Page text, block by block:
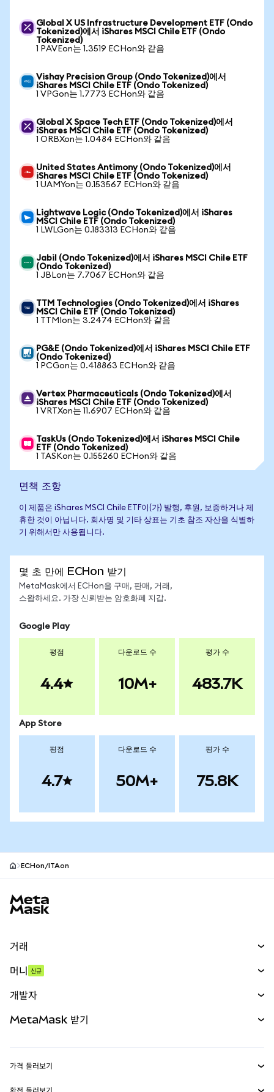
Global X US Infrastructure Development ETF (Ondo
Tokenized)에서 iShares MSCI Chile ETF (Ondo
Tokenized)
1 PAVEon는 1.3519 ECHon와 같음
Vishay Precision Group (Ondo Tokenized)에서
iShares MSCI Chile ETF (Ondo Tokenized)
1 VPGon는 1.7773 ECHon와 같음
Global X Space Tech ETF (Ondo Tokenized)에서
iShares MSCI Chile ETF (Ondo Tokenized)
1 ORBXon는 1.0484 ECHon와 같음
United States Antimony (Ondo Tokenized)에서
iShares MSCI Chile ETF (Ondo Tokenized)
1 UAMYon는 0.153567 ECHon와 같음
Lightwave Logic (Ondo Tokenized)에서 iShares
MSCI Chile ETF (Ondo Tokenized)
1 LWLGon는 0.183313 ECHon와 같음
Jabil (Ondo Tokenized)에서 iShares MSCI Chile ETF
(Ondo Tokenized)
1 JBLon는 7.7067 ECHon와 같음
TTM Technologies (Ondo Tokenized)에서 iShares
MSCI Chile ETF (Ondo Tokenized)
1 TTMIon는 3.2474 ECHon와 같음
PG&E (Ondo Tokenized)에서 iShares MSCI Chile ETF
(Ondo Tokenized)
1 PCGon는 0.418863 ECHon와 같음
Vertex Pharmaceuticals (Ondo Tokenized)에서
iShares MSCI Chile ETF (Ondo Tokenized)
1 VRTXon는 11.6907 ECHon와 같음
TaskUs (Ondo Tokenized)에서 iShares MSCI Chile
ETF (Ondo Tokenized)
1 TASKon는 0.155260 ECHon와 같음
면책 조항
이 제품은 iShares MSCI Chile ETF이(가) 발행, 후원, 보증하거나 제
휴한 것이 아닙니다. 회사명 및 기타 상표는 기초 참조 자산을 식별하
기 위해서만 사용됩니다.
몇 초 만에 ECHon 받기
MetaMask에서 ECHon을 구매, 판매, 거래,
스왑하세요. 가장 신뢰받는 암호화폐 지갑.
Google Play
평점
4.4
다운로드 수
10M+
평가 수
483.7K
App Store
평점
4.7
다운로드 수
50M+
평가 수
75.8K
ECHon/ITAon
거래
무기한 선물
실물자산
머니 신규
개발자
MetaMask 받기
가격 둘러보기